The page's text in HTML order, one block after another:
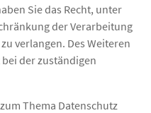
Sie das Recht, unter
der Verarbeitung
verlangen. Des Weiteren
der zuständigen
Thema Datenschutz